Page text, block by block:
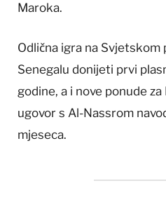
Maroka.
Odlična igra na Svjetskom
Senegalu donijeti prvi
godine, a i nove ponude
ugovor s Al-Nassrom
mjeseca.